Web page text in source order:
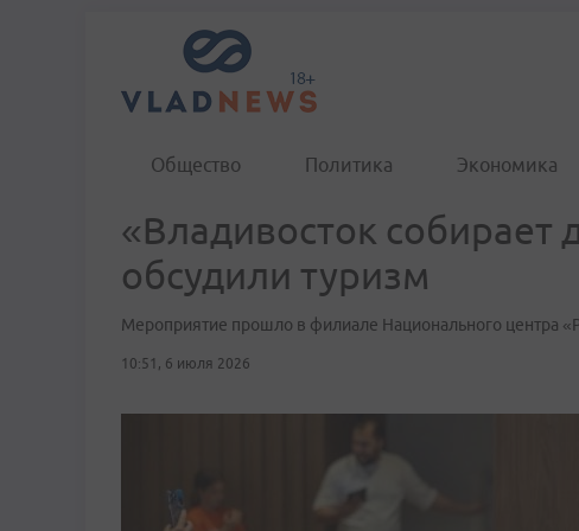
Общество Политика Экономика
«Владивосток собирает
обсудили туризм
Мероприятие прошло в филиале Национального центра
10:51, 6 июля 2026